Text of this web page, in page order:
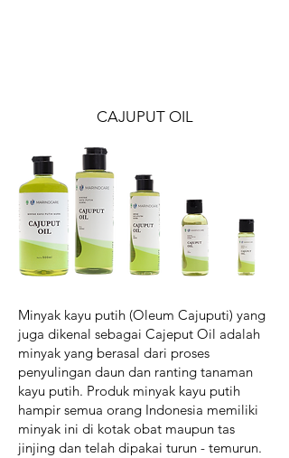
CAJUPUT OIL
Minyak kayu putih (Oleum Cajuputi) yang
juga dikenal sebagai Cajeput Oil adalah
minyak yang berasal dari proses
penyulingan daun dan ranting tanaman
kayu putih. Produk minyak kayu putih
hampir semua orang Indonesia memiliki
minyak ini di kotak obat maupun tas
jinjing dan telah dipakai turun - temurun.